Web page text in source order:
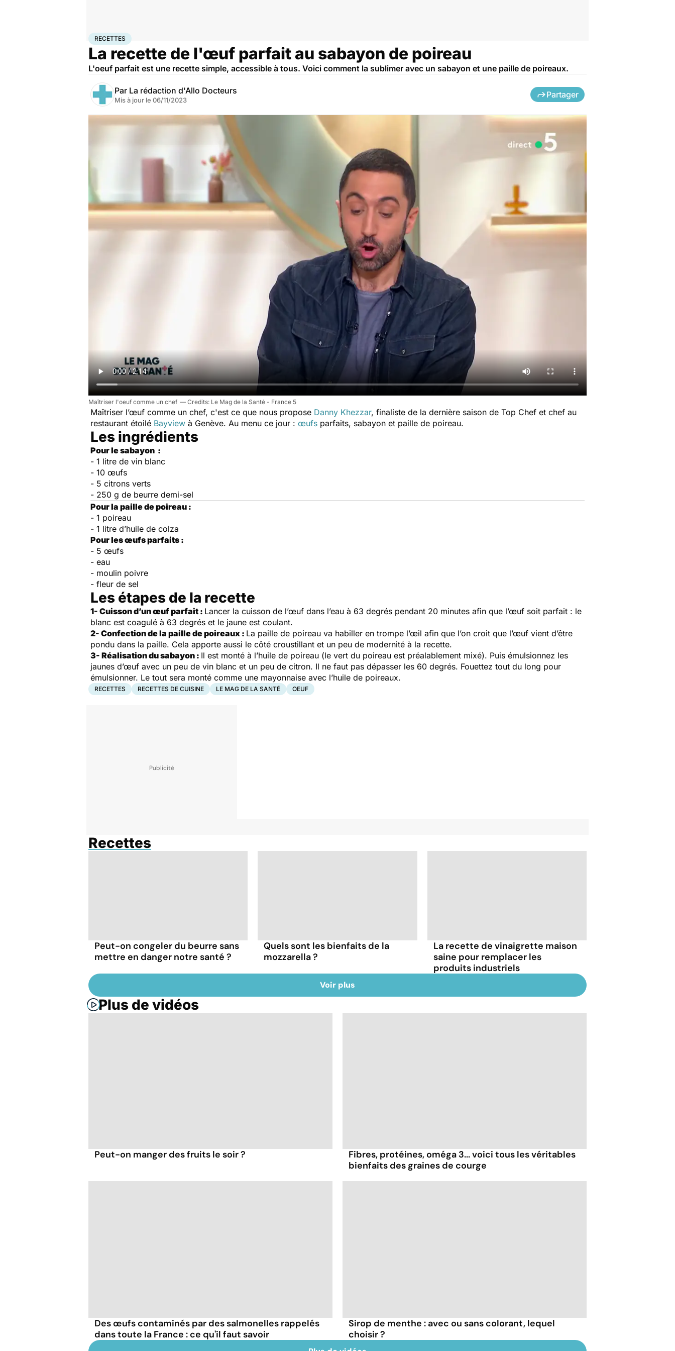
AccueilBien-être
RECETTES
La recette de l'œuf parfait au sabayon de poireau
L'oeuf parfait est une recette simple, accessible à tous. Voici comment la sublimer avec un sabayon et une paille de poireaux.
Par La rédaction d'Allo Docteurs
Mis à jour le 06/11/2023
Partager
Maîtriser l'oeuf comme un chef Le Mag de la Santé - France 5
Maîtriser l’œuf comme un chef, c'est ce que nous propose Danny Khezzar, finaliste de la dernière saison de Top Chef et chef au
restaurant étoilé Bayview à Genève. Au menu ce jour : œufs parfaits, sabayon et paille de poireau.
Les ingrédients
Pour le sabayon :
- 1 litre de vin blanc
- 10 œufs
- 5 citrons verts
- 250 g de beurre demi-sel
Pour la paille de poireau :
- 1 poireau
- 1 litre d’huile de colza
Pour les œufs parfaits :
- 5 œufs
- eau
- moulin poivre
- fleur de sel
Les étapes de la recette
1- Cuisson d’un œuf parfait : Lancer la cuisson de l’œuf dans l’eau à 63 degrés pendant 20 minutes afin que l’œuf soit parfait : le
blanc est coagulé à 63 degrés et le jaune est coulant.
2- Confection de la paille de poireaux : La paille de poireau va habiller en trompe l’œil afin que l’on croit que l’œuf vient d’être
pondu dans la paille. Cela apporte aussi le côté croustillant et un peu de modernité à la recette.
3- Réalisation du sabayon : Il est monté à l’huile de poireau (le vert du poireau est préalablement mixé). Puis émulsionnez les
jaunes d’œuf avec un peu de vin blanc et un peu de citron. Il ne faut pas dépasser les 60 degrés. Fouettez tout du long pour
émulsionner. Le tout sera monté comme une mayonnaise avec l’huile de poireaux.
RECETTES RECETTES DE CUISINE LE MAG DE LA SANTÉ OEUF
Recettes
Peut-on congeler du beurre sans
mettre en danger notre santé ?
Quels sont les bienfaits de la
mozzarella ?
La recette de vinaigrette maison
saine pour remplacer les
produits industriels
Voir plus
Plus de vidéos
Peut-on manger des fruits le soir ?
Fibres, protéines, oméga 3... voici tous les véritables
bienfaits des graines de courge
Des œufs contaminés par des salmonelles rappelés
dans toute la France : ce qu'il faut savoir
Sirop de menthe : avec ou sans colorant, lequel
choisir ?